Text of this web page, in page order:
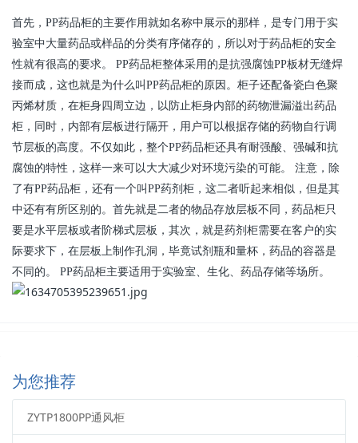
首先，PP药品柜的主要作用就如名称中展示的那样，是专门用于实
验室中大量药品或样品的分类有序储存的，所以对于药品柜的安全
性就有很高的要求。 PP药品柜整体采用的是抗强腐蚀PP板材无缝焊
接而成，这也就是为什么叫PP药品柜的原因。柜子还配备瓷白色聚
丙烯材质，在柜身四周立边，以防止柜身内部的药物泄漏溢出药品
柜，同时，内部有层板进行隔开，用户可以根据存储的药物自行调
节层板的高度。不仅如此，整个PP药品柜还具有耐强酸、强碱和抗
腐蚀的特性，这样一来可以大大减少对环境污染的可能。 注意，除
了有PP药品柜，还有一个叫PP药剂柜，这二者听起来相似，但是其
中还有有所区别的。首先就是二者的物品存放层板不同，药品柜只
要是水平层板或者阶梯式层板，其次，就是药剂柜需要在客户的实
际要求下，在层板上制作孔洞，毕竟试剂瓶和量杯，药品的容器是
不同的。 PP药品柜主要适用于实验室、生化、药品存储等场所。
为您推荐
ZYTP1800PP通风柜